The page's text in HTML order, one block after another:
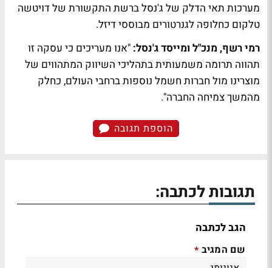
מערכות תאי הדלק של ג'נסל ברשת התקשורת של דויטשה
טלקום כחלופה לגנרטורים מבוססי דיזל.
רמי רשף, מנכ"ל ומייסד ג'נסל: "אנו מעריכים כי עסקה זו
תהווה תרומה משמעותית בתהליכי השיווק המתהווים של
מוצרינו מול חברות חשמל נוספות ברחבי העולם, כחלק
מהמשך צמיחה החברה".
הוספת תגובה
תגובות לכתבה:
הגב לכתבה
שם המגיב *